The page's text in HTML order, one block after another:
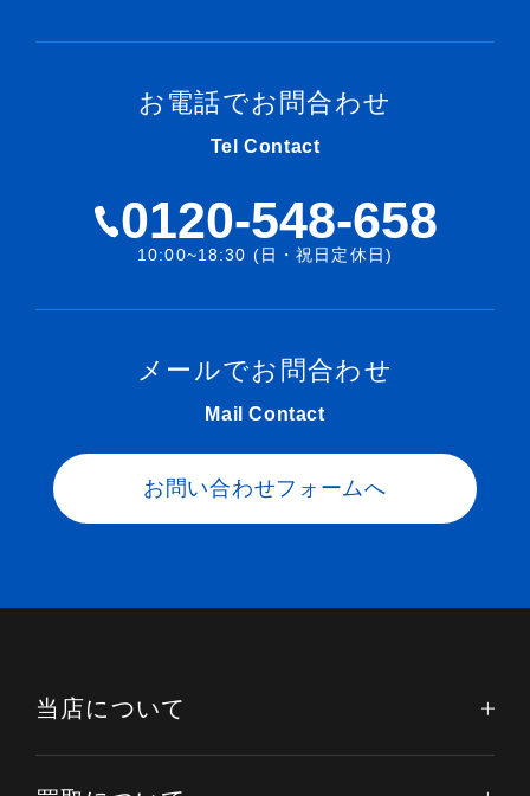
お電話でお問合わせ
Tel Contact
0120-548-658
10:00~18:30 (日・祝日定休日)
メールでお問合わせ
Mail Contact
お問い合わせフォームへ
当店について